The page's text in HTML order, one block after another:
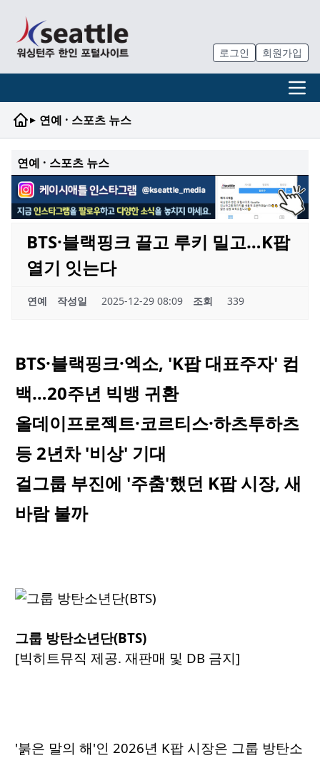
로그인 회원가입
▸ 연예 · 스포츠 뉴스
연예 · 스포츠 뉴스
BTS·블랙핑크 끌고 루키 밀고…K팝
열기 잇는다
연예 작성일 2025-12-29 08:09 조회 339
BTS·블랙핑크·엑소, 'K팝 대표주자' 컴
백…20주년 빅뱅 귀환
올데이프로젝트·코르티스·하츠투하츠
등 2년차 '비상' 기대
걸그룹 부진에 '주춤'했던 K팝 시장, 새
바람 불까
그룹 방탄소년단(BTS)
[빅히트뮤직 제공. 재판매 및 DB 금지]
'붉은 말의 해'인 2026년 K팝 시장은 그룹 방탄소